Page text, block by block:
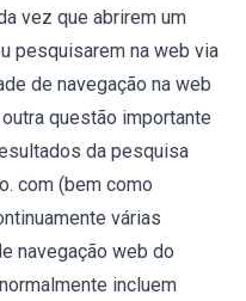
vez que abrirem um
pesquisarem na web via
de navegação na web
questão importante
da pesquisa
com (bem como
várias
navegação web do
incluem